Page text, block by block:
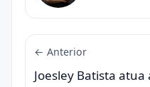
← Anterior
Joesley Batista